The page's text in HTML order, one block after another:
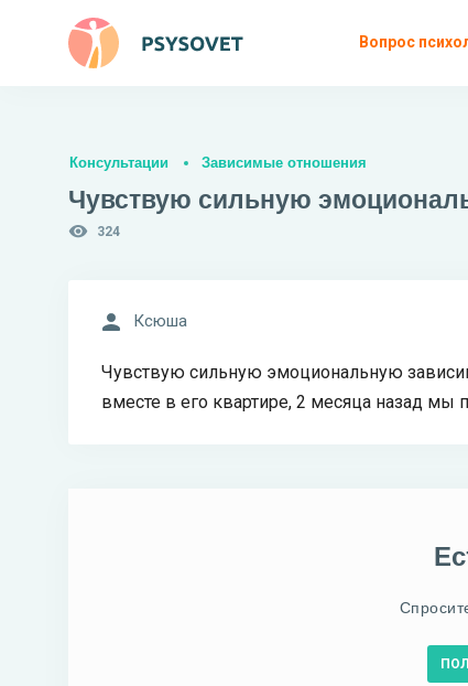
Вопрос
Консультации Зависимые отношения
Чувствую сильную
324
Ксюша
Чувствую сильную эмоциональную
вместе в его квартире, 2 месяца назад мы